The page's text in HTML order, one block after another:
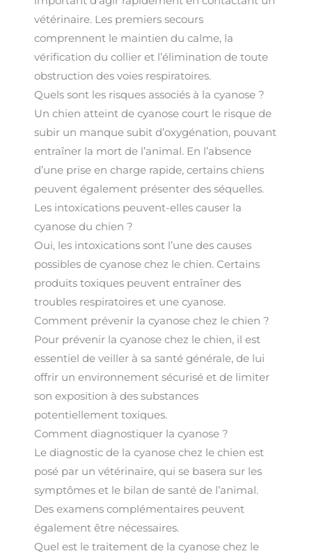
vétérinaire. Les premiers secours
comprennent le maintien du calme, la
vérification du collier et l’élimination de toute
obstruction des voies respiratoires.
Quels sont les risques associés à la cyanose ?
Un chien atteint de cyanose court le risque de
subir un manque subit d’oxygénation, pouvant
entraîner la mort de l’animal. En l’absence
d’une prise en charge rapide, certains chiens
peuvent également présenter des séquelles.
Les intoxications peuvent-elles causer la
cyanose du chien ?
Oui, les intoxications sont l’une des causes
possibles de cyanose chez le chien. Certains
produits toxiques peuvent entraîner des
troubles respiratoires et une cyanose.
Comment prévenir la cyanose chez le chien ?
Pour prévenir la cyanose chez le chien, il est
essentiel de veiller à sa santé générale, de lui
offrir un environnement sécurisé et de limiter
son exposition à des substances
potentiellement toxiques.
Comment diagnostiquer la cyanose ?
Le diagnostic de la cyanose chez le chien est
posé par un vétérinaire, qui se basera sur les
symptômes et le bilan de santé de l’animal.
Des examens complémentaires peuvent
également être nécessaires.
Quel est le traitement de la cyanose chez le